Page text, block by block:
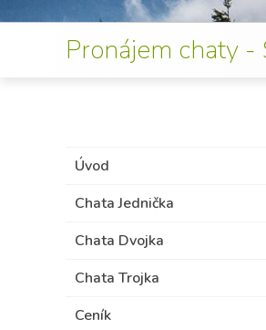
Pronájem chaty -
Úvod
Chata Jednička
Chata Dvojka
Chata Trojka
Ceník